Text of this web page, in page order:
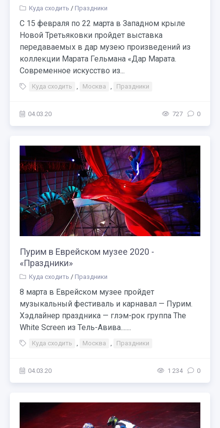
Куда сходить / Праздники
С 15 февраля по 22 марта в Западном крыле
Новой Третьяковки пройдет выставка
передаваемых в дар музею произведений из
коллекции Марата Гельмана «Дар Марата.
Современное искусство из...
Куда сходить , Москва , Праздники
04.03.20 727 0
Пурим в Еврейском музее 2020 -
«Праздники»
Куда сходить / Праздники
8 марта в Еврейском музее пройдет
музыкальный фестиваль и карнавал — Пурим.
Хэдлайнер праздника — глэм-рок группа The
White Screen из Тель-Авива.......
Куда сходить , Москва , Праздники
04.03.20 1 234 0